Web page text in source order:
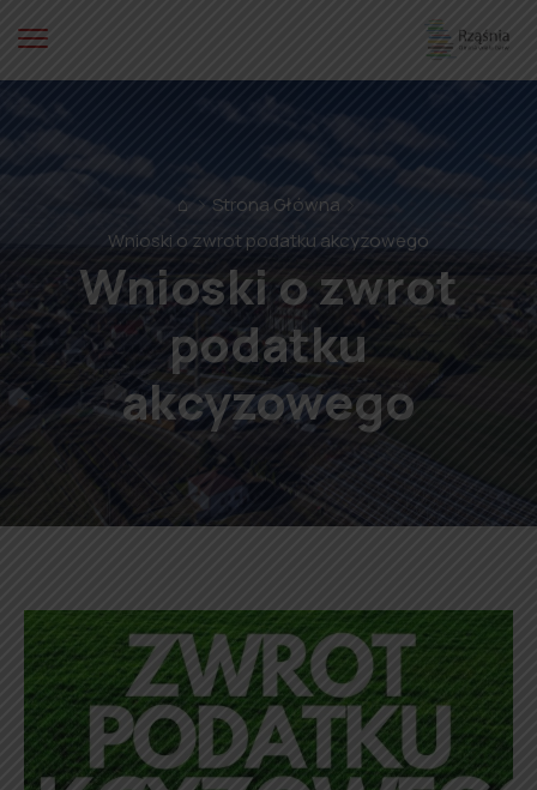
⌂
Strona Główna
Wnioski o zwrot podatku akcyzowego
Wnioski o zwrot
podatku
akcyzowego